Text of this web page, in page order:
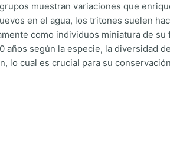
muestran variaciones que
en el agua, los tritones suelen
como individuos miniatura de su
según la especie, la diversidad
lo cual es crucial para su